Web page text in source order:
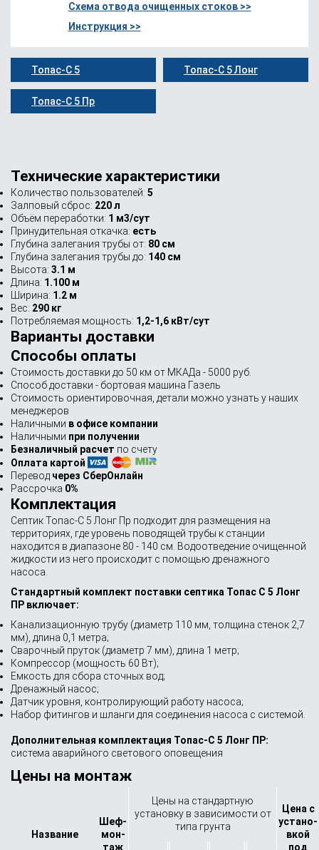
Схема отвода очищенных стоков >>
Инструкция >>
Топас-С 5 Топас-С 5 Лонг
Топас-С 5 Пр
Технические характеристики
Количество пользователей: 5
Залповый сброс: 220 л
Объём переработки: 1 м3/сут
Принудительная откачка: есть
Глубина залегания трубы от: 80 см
Глубина залегания трубы до: 140 см
Высота: 3.1 м
Длина: 1.100 м
Ширина: 1.2 м
Вес: 290 кг
Потребляемая мощность: 1,2-1,6 кВт/сут
Варианты доставки
Способы оплаты
Стоимость доставки до 50 км от МКАДа - 5000 руб.
Способ доставки - бортовая машина Газель
Стоимость ориентировочная, детали можно узнать у наших
менеджеров
Наличными в офисе компании
Наличными при получении
Безналичный расчет по счету
Оплата картой
Перевод через СберОнлайн
Рассрочка 0%
Комплектация
Септик Топас-С 5 Лонг Пр подходит для размещения на
территориях, где уровень поводящей трубы к станции
находится в диапазоне 80 - 140 см. Водоотведение очищенной
жидкости из него происходит с помощью дренажного
насоса.
Стандартный комплект поставки септика Топас С 5 Лонг
ПР включает:
Канализационную трубу (диаметр 110 мм, толщина стенок 2,7
мм), длина 0,1 метра;
Сварочный пруток (диаметр 7 мм), длина 1 метр;
Компрессор (мощность 60 Вт);
Емкость для сбора сточных вод;
Дренажный насос;
Датчик уровня, контролирующий работу насоса;
Набор фитингов и шланги для соединения насоса с системой.
Дополнительная комплектация Топас-С 5 Лонг ПР:
система аварийного светового оповещения
Цены на монтаж
Назва­ние
Шеф-
мон­
таж
Цены на стандартную
установку в зависимости от
типа грунта
Цена с
устано­
вкой
под